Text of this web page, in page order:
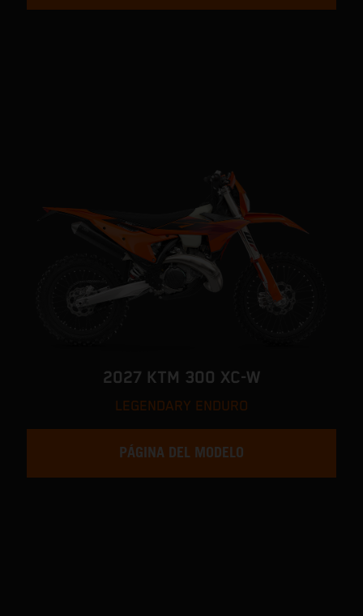
2027 KTM 300 XC-W
LEGENDARY ENDURO
PÁGINA DEL MODELO